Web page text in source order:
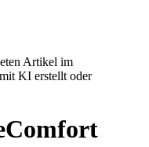
Artikel im
KI erstellt oder